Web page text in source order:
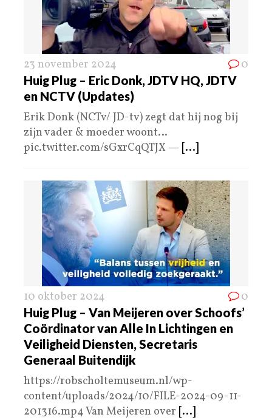
23 november 2024 0
Huig Plug – Eric Donk, JDTV HQ, JDTV
en NCTV (Updates)
Erik Donk (NCTv/ JD-tv) zegt dat hij nog bij
zijn vader & moeder woont…
pic.twitter.com/sGxrCqQTJX — [...]
10 oktober 2024 0
Huig Plug – Van Meijeren over Schoofs’
Coördinator van Alle In Lichtingen en
Veiligheid Diensten, Secretaris
Generaal Buitendijk
https://robscholtemuseum.nl/wp-
content/uploads/2024/10/FILE-2024-09-11-
201316.mp4 Van Meijeren over [...]